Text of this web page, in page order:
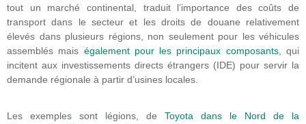
tout un marché continental, traduit l’importance des coûts de
transport dans le secteur et les droits de douane relativement
élevés dans plusieurs régions, non seulement pour les véhicules
assemblés mais également pour les principaux composants, qui
incitent aux investissements directs étrangers (IDE) pour servir la
demande régionale à partir d’usines locales.
Les exemples sont légions, de Toyota dans le Nord de la